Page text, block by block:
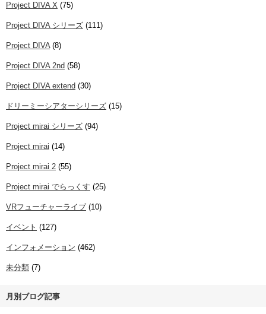
Project DIVA X (75)
Project DIVA シリーズ (111)
Project DIVA(8)
Project DIVA 2nd (58)
Project DIVA extend (30)
ドリーミーシアターシリーズ (15)
Project mirai シリーズ (94)
Project mirai (14)
Project mirai 2 (55)
Project mirai でらっくす (25)
VRフューチャーライブ (10)
イベント (127)
インフォメーション (462)
未分類 (7)
月別ブログ記事